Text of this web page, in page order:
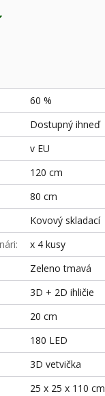
60 %
Dostupný ihneď
v EU
120 cm
80 cm
Kovový skladací
x 4 kusy
Zeleno tmavá
3D + 2D ihličie
20 cm
180 LED
3D vetvička
25 x 25 x 110 cm